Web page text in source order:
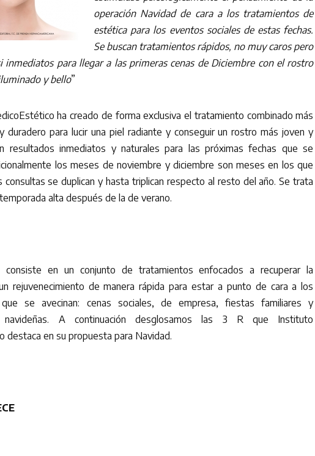
operación Navidad de cara a los tratamientos de
estética para los eventos sociales de estas fechas.
Se buscan tratamientos rápidos, no muy caros pero
inmediatos para llegar a las primeras cenas de Diciembre con el rostro
y bello”
ha creado de forma exclusiva el tratamiento combinado más
duradero para lucir una piel radiante y conseguir un rostro más joven y
resultados inmediatos y naturales para las próximas fechas que se
los meses de noviembre y diciembre son meses en los que
consultas se duplican y hasta triplican respecto al resto del año. Se trata
alta después de la de verano.
consiste en un conjunto de tratamientos enfocados a recuperar la
rejuvenecimiento de manera rápida para estar a punto de cara a los
que se avecinan: cenas sociales, de empresa, fiestas familiares y
navideñas. A continuación desglosamos las 3 R que Instituto
destaca en su propuesta para Navidad.